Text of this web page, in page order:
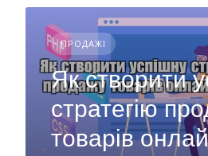
ПРОДАЖІ
Як створити
стратегію
товарів